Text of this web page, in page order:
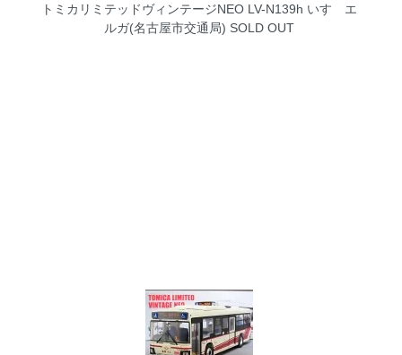
トミカリミテッドヴィンテージNEO LV-N139h いすゞエ
ルガ(名古屋市交通局) SOLD OUT